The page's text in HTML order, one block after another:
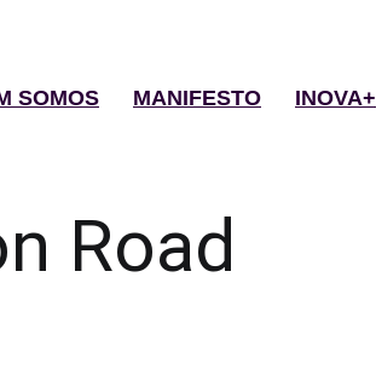
SOMOS MANIFESTO INOVA+
Road